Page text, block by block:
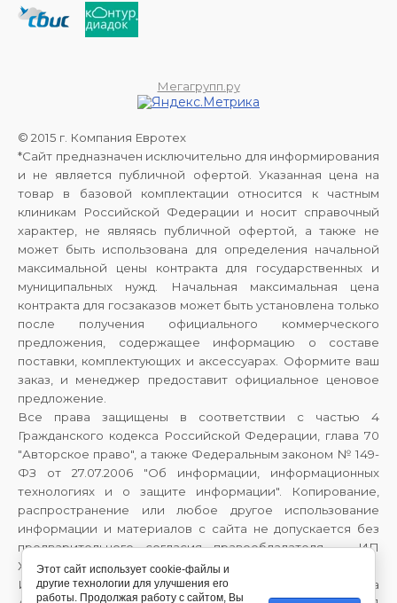
Мегагрупп.ру
© 2015 г. Компания Евротех
*Сайт предназначен исключительно для информирования
и не является публичной офертой. Указанная цена на
товар в базовой комплектации относится к частным
клиникам Российской Федерации и носит справочный
характер, не являясь публичной офертой, а также не
может быть использована для определения начальной
максимальной цены контракта для государственных и
муниципальных нужд. Начальная максимальная цена
контракта для госзаказов может быть установлена только
после получения официального коммерческого
предложения, содержащее информацию о составе
поставки, комплектующих и аксессуарах. Оформите ваш
заказ, и менеджер предоставит официальное ценовое
предложение.
Все права защищены в соответствии с частью 4
Гражданского кодекса Российской Федерации, глава 70
"Авторское право", а также Федеральным законом № 149-
ФЗ от 27.07.2006 "Об информации, информационных
технологиях и о защите информации". Копирование,
распространение или любое другое использование
информации и материалов с сайта не допускается без
предварительного согласия правообладателя — ИП
Хайрулина Галина Александровна.
Индивидуальный предприниматель Хайрулина Галина
Этот сайт использует cookie-файлы и
другие технологии для улучшения его
работы. Продолжая работу с сайтом, Вы